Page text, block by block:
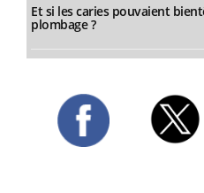
Et si les caries pouvaient
plombage ?